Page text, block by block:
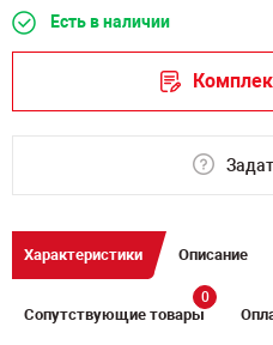
Есть в наличии
Характеристики Описание
Сопутствующие товары
0